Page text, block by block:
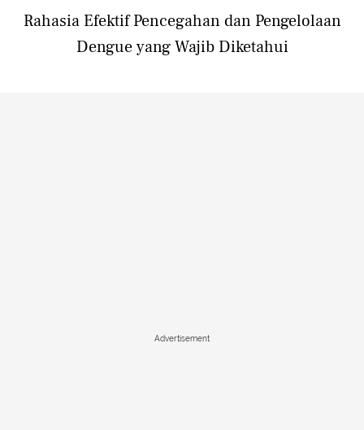
Rahasia Efektif Pencegahan dan Pengelolaan
Dengue yang Wajib Diketahui
Advertisement